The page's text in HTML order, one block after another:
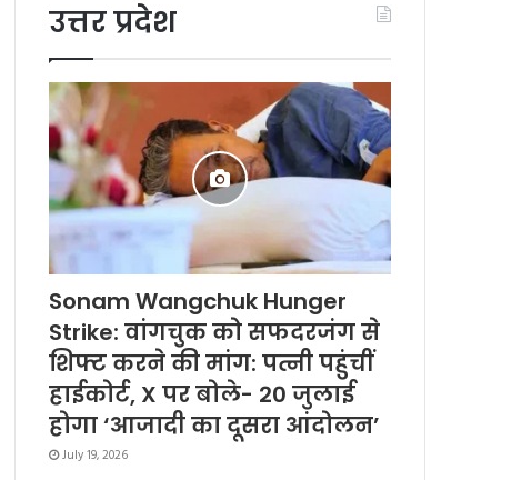
उत्तर प्रदेश
Sonam Wangchuk Hunger
Strike: वांगचुक को सफदरजंग से
शिफ्ट करने की मांग: पत्नी पहुंचीं
हाईकोर्ट, X पर बोले- 20 जुलाई
होगा ‘आजादी का दूसरा आंदोलन’
July 19, 2026